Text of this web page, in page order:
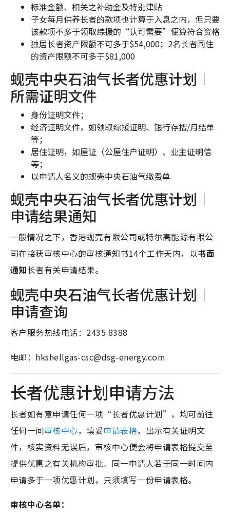
标准金额、相关之补助金及特别津贴
子女每月供养长者的款项也计算于入息之内，但只要
该款项不多于领取综援的“认可需要”便算符合资格
独居长者资产限额不可多于$54,000；2名长者同住
的资产限额不可多于$81,000
蚬壳中央石油气长者优惠计划︱
所需证明文件
身份证明文件；
经济证明文件，如领取综援证明、银行存摺/月结单
等；
居住证明，如屋证（公屋住户证明）、业主证明信
等；
以申请人名义的蚬壳中央石油气缴费单
蚬壳中央石油气长者优惠计划︱
申请结果通知
一般情况之下，香港蚬壳有限公司或特尔高能源有限公
司在接获审核中心的审核通知书14个工作天内，以书面
通知长者有关申请结果。
蚬壳中央石油气长者优惠计划︱
申请查询
客户服务热线电话：2435 8388
电邮：hkshellgas-csc@dsg-energy.com
长者优惠计划申请方法
长者如有意申请任何一项“长者优惠计划”，均可前往
任何一间审核中心，填妥申请表格，出示有关证明文
件，核实资料无误后，审核中心便会将申请表格提交至
提供优惠之有关机构审批。同一申请人若于同一时间内
申请多于一项优惠计划，只须填写一份申请表格。
审核中心名单：